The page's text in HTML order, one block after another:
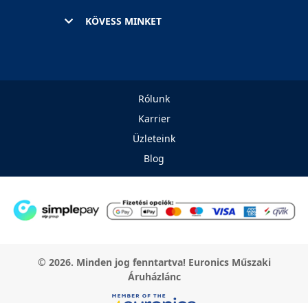
KÖVESS MINKET
Rólunk
Karrier
Üzleteink
Blog
© 2026. Minden jog fenntartva! Euronics Műszaki
Áruházlánc